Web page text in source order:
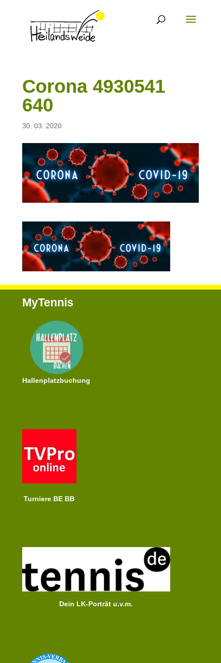
Corona 4930541
640
30. 03. 2020
MyTennis
Hallenplatzbuchung
Turniere BE BB
Dein LK-Porträt u.v.m.